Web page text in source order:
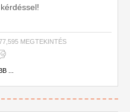
MEGTEKINTÉS
...